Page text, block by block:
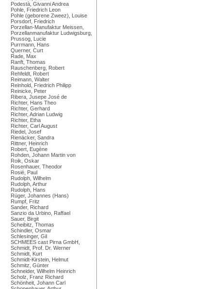
Podestà, Givanni Andrea
Pohle, Friedrich Leon
Pohle (geborene Zweez), Louise
Porsdorf, Friedrich
Porzellan-Manufaktur Meissen,
Porzellanmanufaktur Ludwigsburg,
Prussog, Lucie
Purrmann, Hans
Querner, Curt
Rade, Max
Ranft, Thomas
Rauschenberg, Robert
Rehfeldt, Robert
Reimann, Walter
Reinhold, Friedrich Philipp
Reinicke, Peter
Ribera, Jusepe José de
Richter, Hans Theo
Richter, Gerhard
Richter, Adrian Ludwig
Richter, Etha
Richter, Carl August
Riedel, Josef
Rienäcker, Sandra
Rittner, Heinrich
Robert, Eugène
Rohden, Johann Martin von
Roik, Oskar
Rosenhauer, Theodor
Rosié, Paul
Rudolph, Wilhelm
Rudolph, Arthur
Rudolph, Hans
Rüger, Johannes (Hans)
Rumpf, Fritz
Sander, Richard
Sanzio da Urbino, Raffael
Sauer, Birgit
Scheibitz, Thomas
Schindler, Osmar
Schlesinger, Gil
SCHMEES cast Pirna GmbH,
Schmidt, Prof. Dr. Werner
Schmidt, Kurt
Schmidt-Kirstein, Helmut
Schmitz, Günter
Schneider, Wilhelm Heinrich
Scholz, Franz Richard
Schönheit, Johann Carl